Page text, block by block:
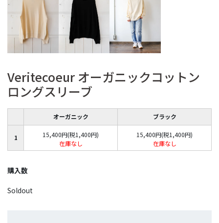
Veritecoeur オーガニックコットン
ロングスリーブ
オーガニック ブラック
1
15,400円(税1,400円)
在庫なし
15,400円(税1,400円)
在庫なし
購入数
Soldout